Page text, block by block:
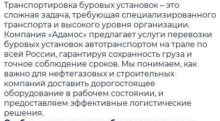
Транспортировка буровых установок – это
сложная задача, требующая специализированного
транспорта и высокого уровня организации.
Компания «Адамос» предлагает услуги перевозки
буровых установок автотранспортом на трале по
всей России, гарантируя сохранность груза и
точное соблюдение сроков. Мы понимаем, как
важно для нефтегазовых и строительных
компаний доставить дорогостоящее
оборудование в рабочем состоянии, и
предоставляем эффективные логистические
решения.